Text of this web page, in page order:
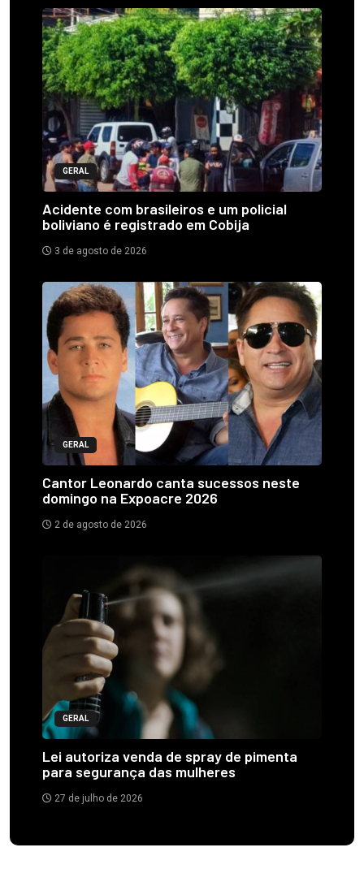
GERAL
Acidente com brasileiros e um policial
boliviano é registrado em Cobija
3 de agosto de 2026
GERAL
Cantor Leonardo canta sucessos neste
domingo na Expoacre 2026
2 de agosto de 2026
GERAL
Lei autoriza venda de spray de pimenta
para segurança das mulheres
27 de julho de 2026